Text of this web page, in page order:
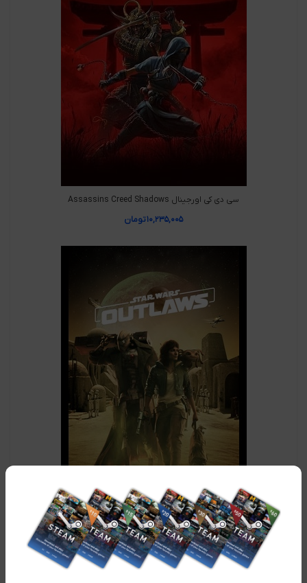
سی دی کی اورجینال Assassins Creed Shadows
۱۰,۲۳۵,۰۰۵تومان
سی دی کی اورجینال Starwars Outlaw
۹,۳۰۴,۵۵۰تومان